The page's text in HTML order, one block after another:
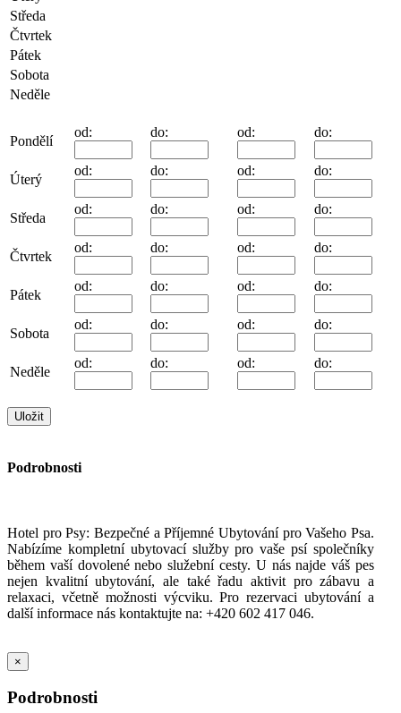
Středa
Čtvrtek
Pátek
Sobota
Neděle
Pondělí
od: do: od: do:
Úterý
od: do: od: do:
Středa
od: do: od: do:
Čtvrtek
od: do: od: do:
Pátek
od: do: od: do:
Sobota
od: do: od: do:
Neděle
od: do: od: do:
Podrobnosti
Hotel pro Psy: Bezpečné a Příjemné Ubytování pro Vašeho Psa.
Nabízíme kompletní ubytovací služby pro vaše psí společníky
během vaší dovolené nebo služební cesty. U nás najde váš pes
nejen kvalitní ubytování, ale také řadu aktivit pro zábavu a
relaxaci, včetně možnosti výcviku. Pro rezervaci ubytování a
další informace nás kontaktujte na: +420 602 417 046.
×
Podrobnosti